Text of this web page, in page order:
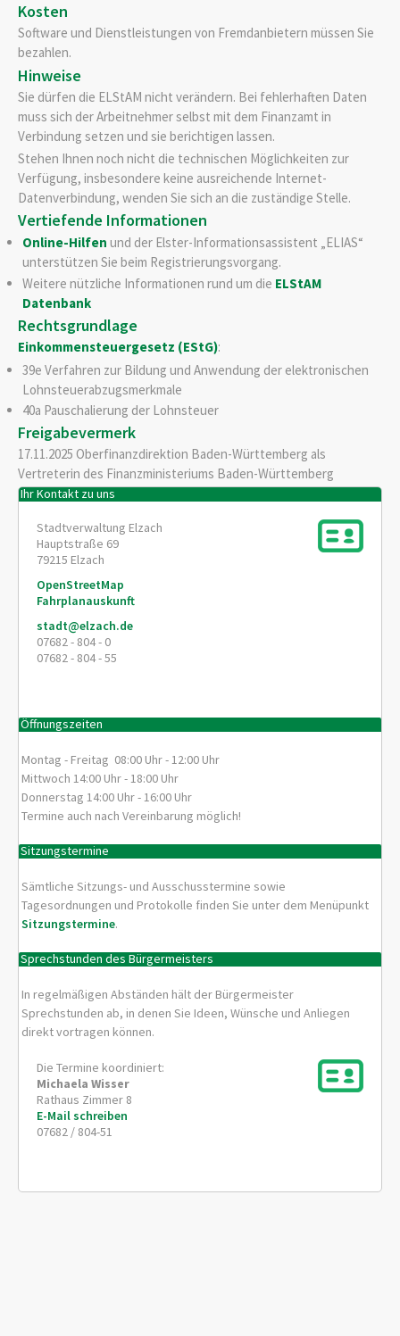
Kosten
Software und Dienstleistungen von Fremdanbietern müssen Sie
bezahlen.
Hinweise
Sie dürfen die ELStAM nicht verändern. Bei fehlerhaften Daten
muss sich der Arbeitnehmer selbst mit dem Finanzamt in
Verbindung setzen und sie berichtigen lassen.
Stehen Ihnen noch nicht die technischen Möglichkeiten zur
Verfügung, insbesondere keine ausreichende Internet-
Datenverbindung, wenden Sie sich an die zuständige Stelle.
Vertiefende Informationen
Online-Hilfen und der Elster-Informationsassistent „ELIAS“
unterstützen Sie beim Registrierungsvorgang.
Weitere nützliche Informationen rund um die ELStAM
Datenbank
Rechtsgrundlage
Einkommensteuergesetz (EStG):
39e Verfahren zur Bildung und Anwendung der elektronischen
Lohnsteuerabzugsmerkmale
40a Pauschalierung der Lohnsteuer
Freigabevermerk
17.11.2025 Oberfinanzdirektion Baden-Württemberg als
Vertreterin des Finanzministeriums Baden-Württemberg
Ihr Kontakt zu uns
Stadtverwaltung Elzach
Hauptstraße 69
79215 Elzach
OpenStreetMap
Fahrplanauskunft
stadt@elzach.de
07682 - 804 - 0
07682 - 804 - 55
Öffnungszeiten
Montag - Freitag 08:00 Uhr - 12:00 Uhr
Mittwoch 14:00 Uhr - 18:00 Uhr
Donnerstag 14:00 Uhr - 16:00 Uhr
Termine auch nach Vereinbarung möglich!
Sitzungstermine
Sämtliche Sitzungs- und Ausschusstermine sowie
Tagesordnungen und Protokolle finden Sie unter dem Menüpunkt
Sitzungstermine.
Sprechstunden des Bürgermeisters
In regelmäßigen Abständen hält der Bürgermeister
Sprechstunden ab, in denen Sie Ideen, Wünsche und Anliegen
direkt vortragen können.
Die Termine koordiniert:
Michaela Wisser
Rathaus Zimmer 8
E-Mail schreiben
07682 / 804-51